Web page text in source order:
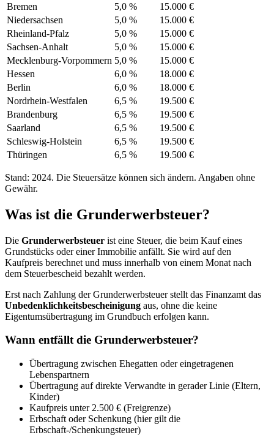
Bremen
5,0 %
15.000 €
Niedersachsen
5,0 %
15.000 €
Rheinland-Pfalz
5,0 %
15.000 €
Sachsen-Anhalt
5,0 %
15.000 €
Mecklenburg-Vorpommern 5,0 %
15.000 €
Hessen
6,0 %
18.000 €
Berlin
6,0 %
18.000 €
Nordrhein-Westfalen
6,5 %
19.500 €
Brandenburg
6,5 %
19.500 €
Saarland
6,5 %
19.500 €
Schleswig-Holstein
6,5 %
19.500 €
Thüringen
6,5 % 19.500 €
Stand: 2024. Die Steuersätze können sich ändern. Angaben ohne
Gewähr.
Was ist die Grunderwerbsteuer?
Die Grunderwerbsteuer ist eine Steuer, die beim Kauf eines
Grundstücks oder einer Immobilie anfällt. Sie wird auf den
Kaufpreis berechnet und muss innerhalb von einem Monat nach
dem Steuerbescheid bezahlt werden.
Erst nach Zahlung der Grunderwerbsteuer stellt das Finanzamt das
Unbedenklichkeitsbescheinigung aus, ohne die keine
Eigentumsübertragung im Grundbuch erfolgen kann.
Wann entfällt die Grunderwerbsteuer?
Übertragung zwischen Ehegatten oder eingetragenen
Lebenspartnern
Übertragung auf direkte Verwandte in gerader Linie (Eltern,
Kinder)
Kaufpreis unter 2.500 € (Freigrenze)
Erbschaft oder Schenkung (hier gilt die
Erbschaft-/Schenkungsteuer)